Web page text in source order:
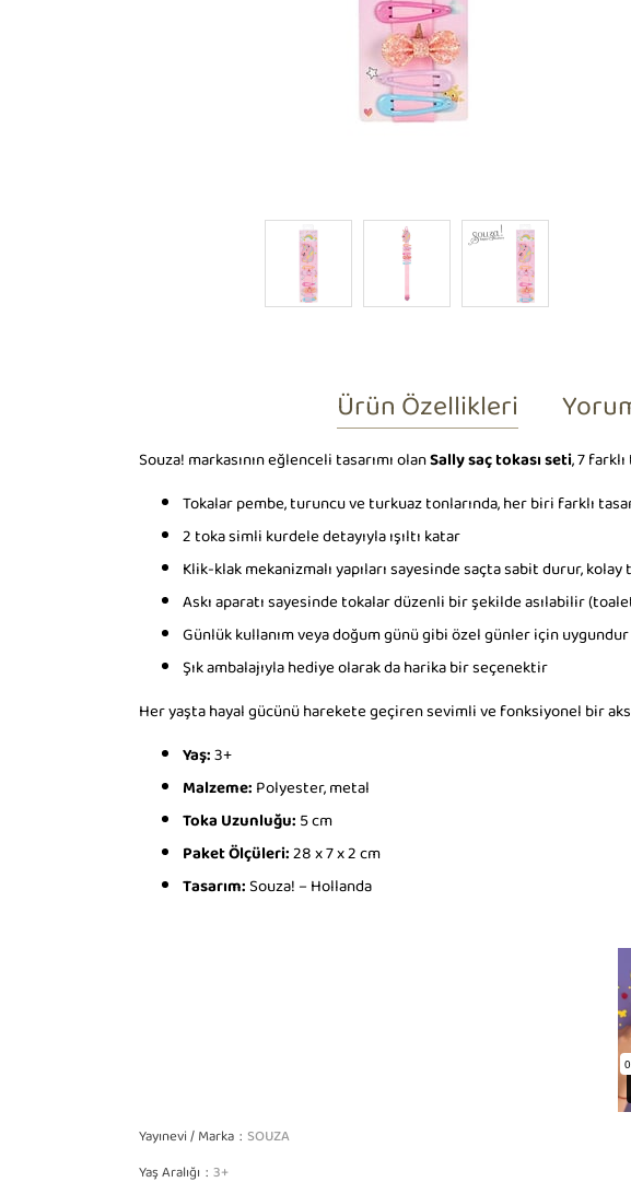
Ürün Özellikleri
Souza! markasının eğlenceli tasarımı olanSally saç tokası seti, 7
Tokalar pembe, turuncu ve turkuaz tonlarında, her biri farklı
2 toka simli kurdele detayıyla ışıltı katar
Klik-klak mekanizmalı yapıları sayesinde saçta sabit durur, kolay
Askı aparatı sayesinde tokalar düzenli bir şekilde asılabilir
Günlük kullanım veya doğum günü gibi özel günler için uygundur
Şık ambalajıyla hediye olarak da harika bir seçenektir
Her yaşta hayal gücünü harekete geçiren sevimli ve fonksiyonel bir
Yaş:3+
Malzeme:Polyester, metal
Toka Uzunluğu:5 cm
Paket Ölçüleri:28 x 7 x 2 cm
Tasarım:Souza! – Hollanda
Yayınevi / Marka SOUZA
Yaş Aralığı 3+